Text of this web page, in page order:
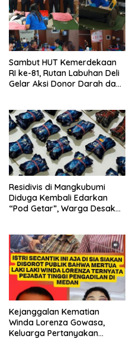
Sambut HUT Kemerdekaan
RI ke-81, Rutan Labuhan Deli
Gelar Aksi Donor Darah dan
Residivis di Mangkubumi
Diduga Kembali Edarkan
“Pod Getar”, Warga Desak
Kejanggalan Kematian
Winda Lorenza Gowasa,
Keluarga Pertanyakan